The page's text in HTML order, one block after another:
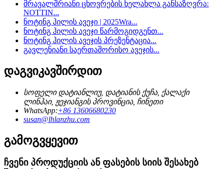
მრავალშრიანი ცხოვრების ხელახლა განსაზღვრა:
NOTTIN...
ნოტინგ ჰილის ავეჯი | 2025Wra...
ნოტინგ ჰილის ავეჯი წარმოგიდგენთ...
ნოტინგ ჰილის ავეჯის პრეზენტაცია...
გავლენიანი საერთაშორისო ავეჯის...
დაგვიკავშირდით
სოფელი დატიანლიუ, დატიანის ქუჩა, ქალაქი
ლინჰაი, ჟეჯიანგის პროვინცია, ჩინეთი
WhatsApp:+86 13606680230
susan@lhlanzhu.com
გამოგვყევით
ჩვენი პროდუქციის ან ფასების სიის შესახებ